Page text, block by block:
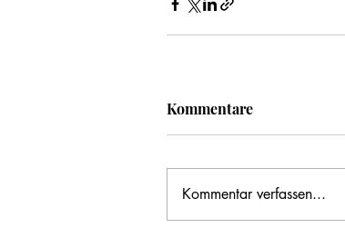
Kommentare
Kommentar verfassen...